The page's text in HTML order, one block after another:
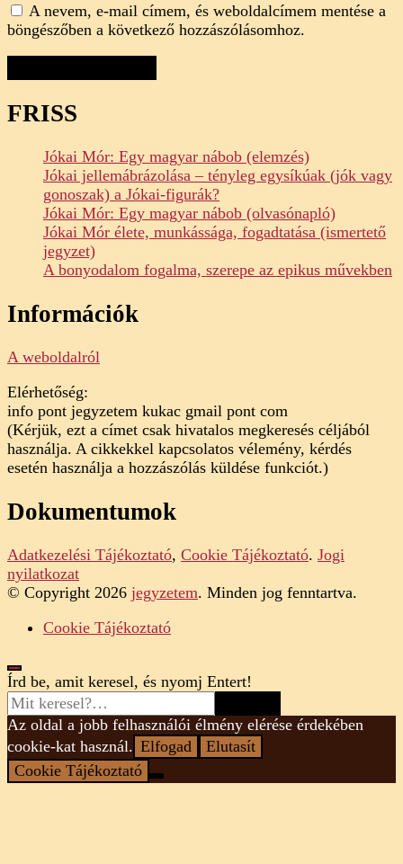
A nevem, e-mail címem, és weboldalcímem mentése a
böngészőben a következő hozzászólásomhoz.
FRISS
Jókai Mór: Egy magyar nábob (elemzés)
Jókai jellemábrázolása – tényleg egysíkúak (jók vagy
gonoszak) a Jókai-figurák?
Jókai Mór: Egy magyar nábob (olvasónapló)
Jókai Mór élete, munkássága, fogadtatása (ismertető
jegyzet)
A bonyodalom fogalma, szerepe az epikus művekben
Információk
A weboldalról
Elérhetőség:
info pont jegyzetem kukac gmail pont com
(Kérjük, ezt a címet csak hivatalos megkeresés céljából
használja. A cikkekkel kapcsolatos vélemény, kérdés
esetén használja a hozzászólás küldése funkciót.)
Dokumentumok
Adatkezelési Tájékoztató, Cookie Tájékoztató. Jogi
nyilatkozat
© Copyright 2026 jegyzetem. Minden jog fenntartva.
Cookie Tájékoztató
Looking
for
Something?
Írd be, amit keresel, és nyomj Entert!
Az oldal a jobb felhasználói élmény elérése érdekében
cookie-kat használ. Elfogad
Elutasít
Cookie Tájékoztató